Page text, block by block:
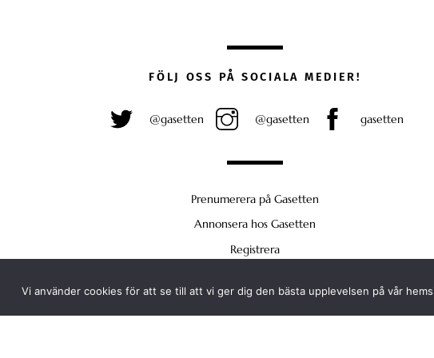
FÖLJ OSS PÅ SOCIALA MEDIER!
@gasetten @gasetten gasetten
Prenumerera på Gasetten
Annonsera hos Gasetten
Registrera
Vi använder cookies för att se till att vi ger dig den bästa upplevelsen på vår